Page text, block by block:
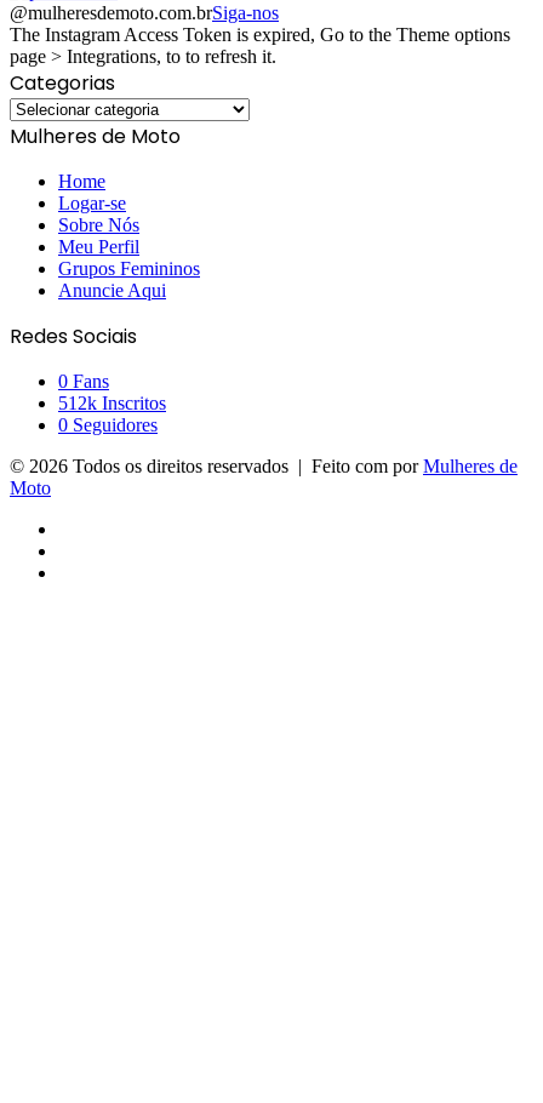
@mulheresdemoto.com.brSiga-nos
The Instagram Access Token is expired, Go to the Theme options
page > Integrations, to to refresh it.
Categorias
Categorias
Mulheres de Moto
Home
Logar-se
Sobre Nós
Meu Perfil
Grupos Femininos
Anuncie Aqui
Redes Sociais
0 Fans
512k Inscritos
0 Seguidores
© 2026 Todos os direitos reservados | Feito com porMulheres de
Moto